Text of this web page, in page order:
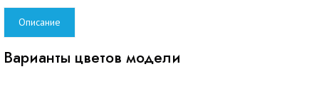
Описание
Варианты цветов модели